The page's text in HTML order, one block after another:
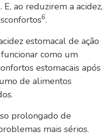
ao reduzirem a acidez,
6.
estomacal de ação
como um
estomacais após
de alimentos
prolongado de
mais sérios.